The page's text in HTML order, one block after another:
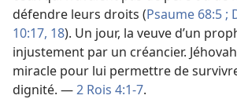
défendre leurs droits (Psaume 68:5 ;
10:17, 18). Un jour, la veuve d’un
injustement par un créancier.
miracle pour lui permettre de
dignité. —2 Rois 4:1-7.